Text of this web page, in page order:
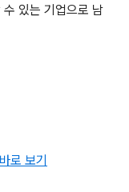
있는 기업으로 남
로 보기